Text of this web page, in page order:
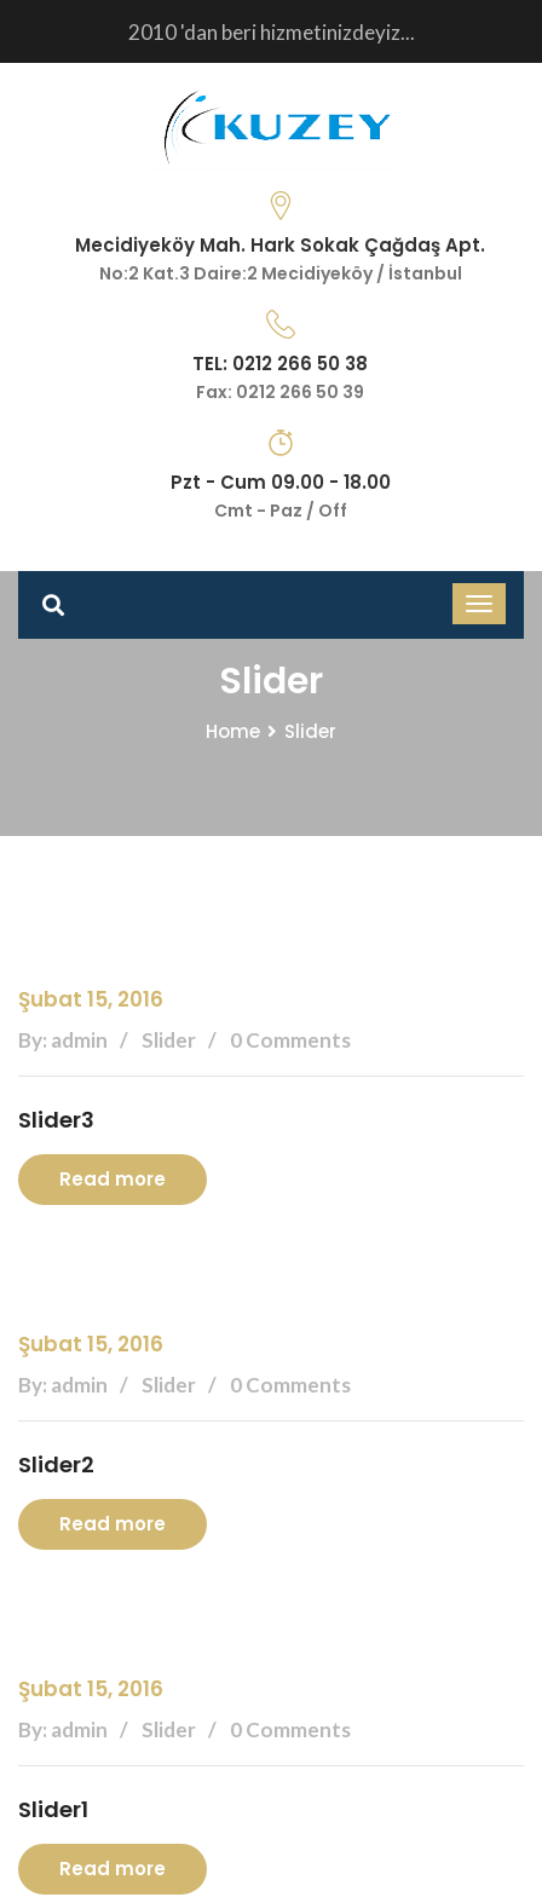
2010 'dan beri hizmetinizdeyiz...
Mecidiyeköy Mah. Hark Sokak Çağdaş Apt.
No:2 Kat.3 Daire:2 Mecidiyeköy / İstanbul
TEL: 0212 266 50 38
Fax: 0212 266 50 39
Pzt - Cum 09.00 - 18.00
Cmt - Paz / Off
Slider
Home Slider
Şubat 15, 2016
By: admin Slider 0 Comments
Slider3
Read more
Şubat 15, 2016
By: admin Slider 0 Comments
Slider2
Read more
Şubat 15, 2016
By: admin Slider 0 Comments
Slider1
Read more